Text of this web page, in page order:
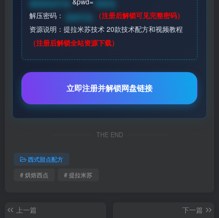
解压密码：
（注册后解锁可见完整密码）
资源说明：提拉米苏技术 20款技术配方和视频教程
（注册后解锁全站资源下载）
立即注册并解锁网盘链接
THE END
西式甜点配方
# 烘焙西点
# 提拉米苏
上一篇
下一篇